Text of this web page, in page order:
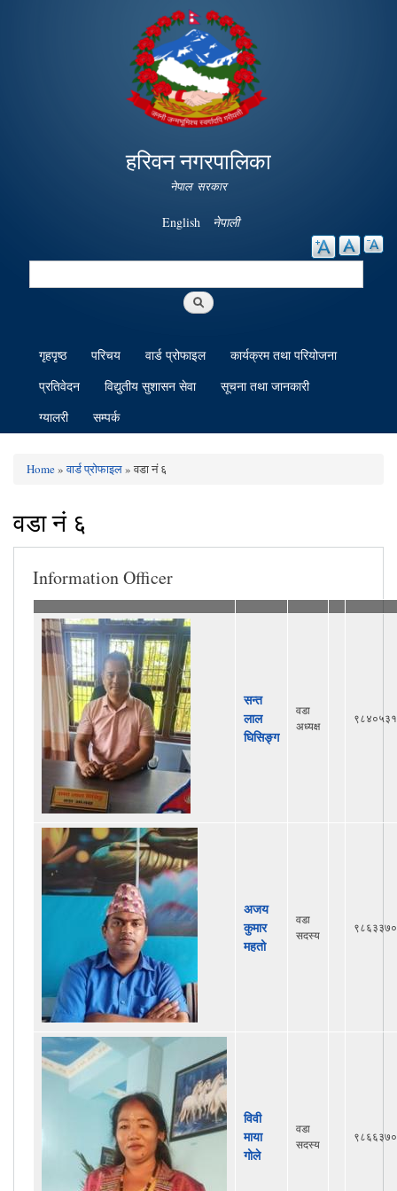
Skip to
main
content
हरिवन नगरपालिका
नेपाल सरकार
English नेपाली
Search
गृहपृष्ठ परिचय वार्ड प्रोफाइल
कार्यक्रम तथा परियोजना
प्रतिवेदन
विद्युतीय सुशासन सेवा
सूचना तथा जानकारी
ग्यालरी
सम्पर्क
You are here
Home»वार्ड प्रोफाइल» वडा नं ६
वडा नं ६
Information Officer
सन्त
लाल
घिसिङ्ग
वडा
अध्यक्ष
अजय
कुमार
महतो
वडा
सदस्य
विवी
माया
गोले
वडा
सदस्य